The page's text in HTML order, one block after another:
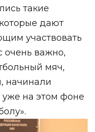
такие
дают
участвовать
очень важно,
мяч,
начинали
уже на этом фоне